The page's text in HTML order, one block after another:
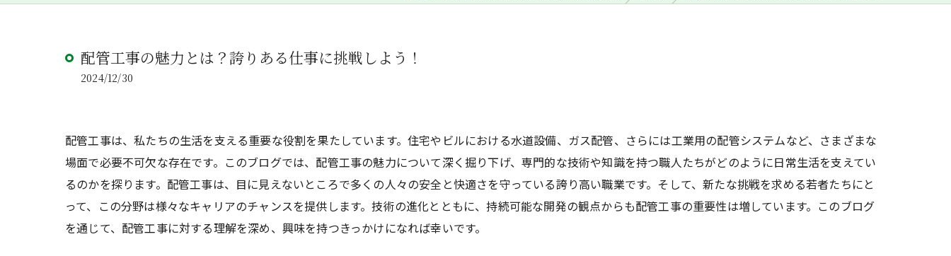
配管工事の魅力とは？誇りある仕事に挑戦しよう！
2024/12/30
配管工事は、私たちの生活を支える重要な役割を果たしています。住宅やビルにおける水道設備、ガス配管、さらには工業用の配管システムなど、さまざまな
場面で必要不可欠な存在です。このブログでは、配管工事の魅力について深く掘り下げ、専門的な技術や知識を持つ職人たちがどのように日常生活を支えてい
るのかを探ります。配管工事は、目に見えないところで多くの人々の安全と快適さを守っている誇り高い職業です。そして、新たな挑戦を求める若者たちにと
って、この分野は様々なキャリアのチャンスを提供します。技術の進化とともに、持続可能な開発の観点からも配管工事の重要性は増しています。このブログ
を通じて、配管工事に対する理解を深め、興味を持つきっかけになれば幸いです。